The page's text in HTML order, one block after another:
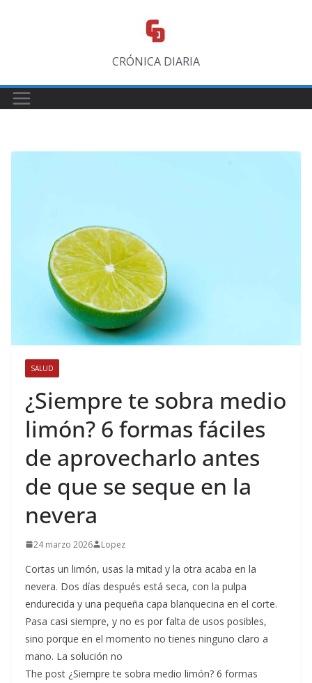
CRÓNICA DIARIA
SALUD
¿Siempre te sobra medio
limón? 6 formas fáciles
de aprovecharlo antes
de que se seque en la
nevera
24 marzo 2026 Lopez
Cortas un limón, usas la mitad y la otra acaba en la
nevera. Dos días después está seca, con la pulpa
endurecida y una pequeña capa blanquecina en el corte.
Pasa casi siempre, y no es por falta de usos posibles,
sino porque en el momento no tienes ninguno claro a
mano. La solución no
The post ¿Siempre te sobra medio limón? 6 formas